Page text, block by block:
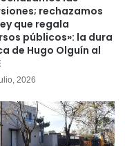
rechazamos
que regala
públicos»: la dura
de Hugo Olguín al
2026